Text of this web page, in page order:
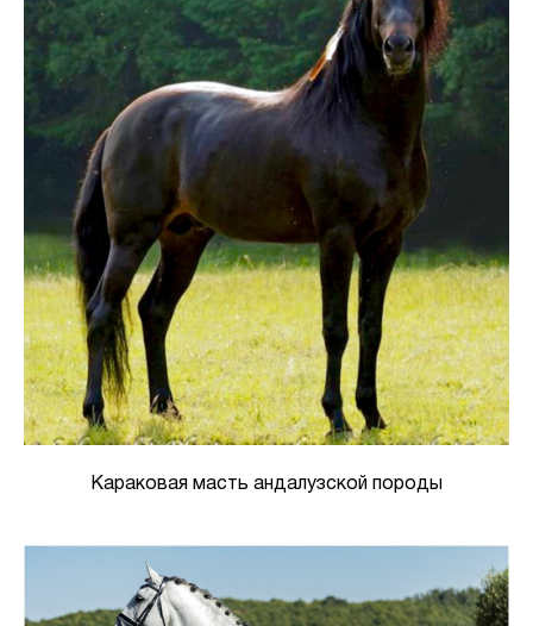
Караковая масть андалузской породы